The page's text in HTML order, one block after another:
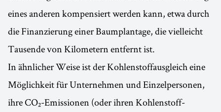
eines anderen kompensiert werden kann, etwa durch
die Finanzierung einer Baumplantage, die vielleicht
Tausende von Kilometern entfernt ist.
In ähnlicher Weise ist der Kohlenstoffausgleich eine
Möglichkeit für Unternehmen und Einzelpersonen,
ihre CO₂-Emissionen (oder ihren Kohlenstoff-